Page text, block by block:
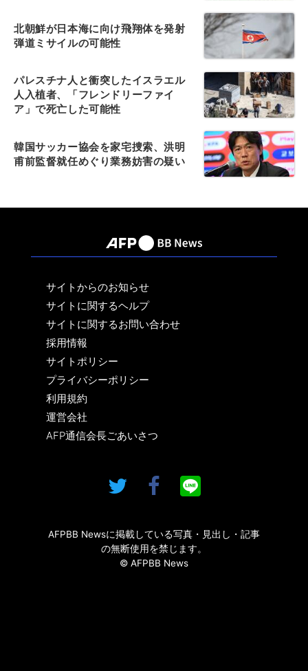
北朝鮮が日本海に向け飛翔体を発射
弾道ミサイルの可能性
パレスチナ人と衝突したイスラエル
人入植者、「フレンドリーファイ
ア」で死亡した可能性
韓国サッカー協会を家宅捜索、洪明
甫前監督就任めぐり業務妨害の疑い
サイトからのお知らせ
サイトに関するヘルプ
サイトに関するお問い合わせ
採用情報
サイトポリシー
プライバシーポリシー
利用規約
運営会社
AFP通信会長ごあいさつ
AFPBB Newsに掲載している写真・見出し・記事
の無断使用を禁じます。
© AFPBB News